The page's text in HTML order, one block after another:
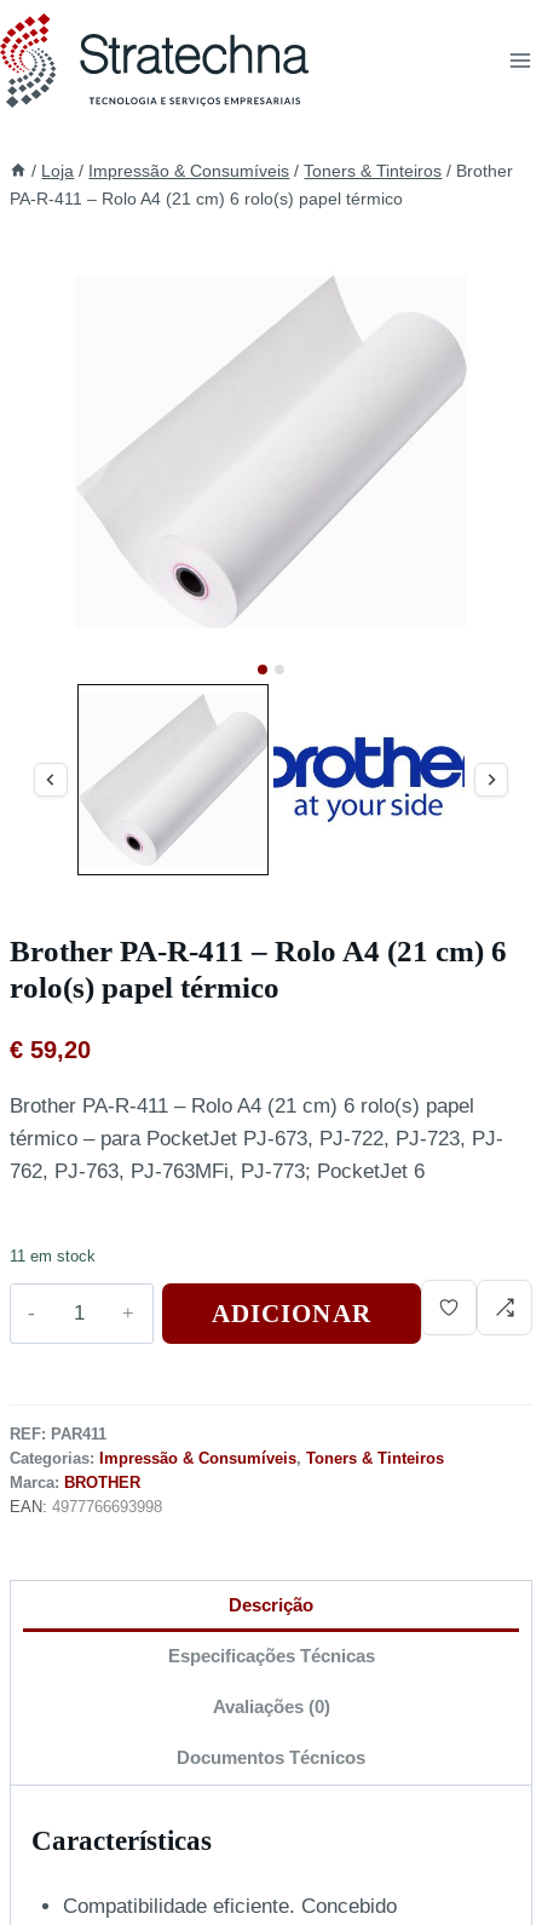
/ Loja / Impressão & Consumíveis / Toners & Tinteiros / Brother
PA-R-411 – Rolo A4 (21 cm) 6 rolo(s) papel térmico
Brother PA-R-411 – Rolo A4 (21 cm) 6
rolo(s) papel térmico
€ 59,20
Brother PA-R-411 – Rolo A4 (21 cm) 6 rolo(s) papel
térmico – para PocketJet PJ-673, PJ-722, PJ-723, PJ-
762, PJ-763, PJ-763MFi, PJ-773; PocketJet 6
11 em stock
ADICIONAR
REF: PAR411
Categorias: Impressão & Consumíveis, Toners & Tinteiros
Marca: BROTHER
EAN: 4977766693998
Descrição
Especificações Técnicas
Avaliações (0)
Documentos Técnicos
Características
Compatibilidade eficiente. Concebido